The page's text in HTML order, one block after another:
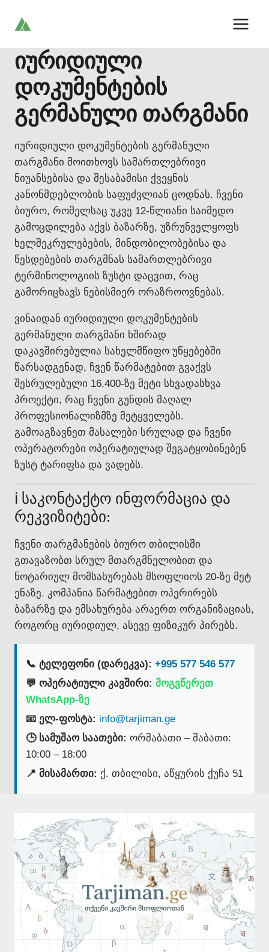
იურიდიული
დოკუმენტების
გერმანული თარგმანი
იურიდიული დოკუმენტების გერმანული
თარგმანი მოითხოვს სამართლებრივი
ნიუანსებისა და შესაბამისი ქვეყნის
კანონმდებლობის საფუძვლიან ცოდნას. ჩვენი
ბიურო, რომელსაც უკვე 12-წლიანი საიმედო
გამოცდილება აქვს ბაზარზე, უზრუნველყოფს
ხელშეკრულებების, მინდობილობებისა და
წესდებების თარგმნას სამართლებრივი
ტერმინოლოგიის ზუსტი დაცვით, რაც
გამორიცხავს ნებისმიერ ორაზროოვნებას.
ვინაიდან იურიდიული დოკუმენტების
გერმანული თარგმანი ხშირად
დაკავშირებულია სახელმწიფო უწყებებში
წარსადგენად, ჩვენ წარმატებით გვაქვს
შესრულებული 16,400-ზე მეტი სხვადასხვა
პროექტი, რაც ჩვენი გუნდის მაღალ
პროფესიონალიზმზე მეტყველებს.
გამოაგზავნეთ მასალები სრულად და ჩვენი
ოპერატორები ოპერატიულად შეგატყობინებენ
ზუსტ ტარიფსა და ვადებს.
ℹ️ საკონტაქტო ინფორმაცია და
რეკვიზიტები:
ჩვენი თარგმანების ბიურო თბილისში
გთავაზობთ სრულ მთარგმნელობით და
ნოტარიულ მომსახურებას მსოფლიოს 20-ზე მეტ
ენაზე. კომპანია წარმატებით ოპერირებს
ბაზარზე და ემსახურება არაერთ ორგანიზაციას,
როგორც იურიდიულ, ასევე ფიზიკურ პირებს.
📞 ტელეფონი (დარეკვა): +995 577 546 577
💬 ოპერატიული კავშირი: მოგვწერეთ
WhatsApp-ზე
📧 ელ-ფოსტა: info@tarjiman.ge
🕒 სამუშაო საათები: ორშაბათი – შაბათი:
10:00 – 18:00
📍 მისამართი: ქ. თბილისი, აწყურის ქუჩა 51